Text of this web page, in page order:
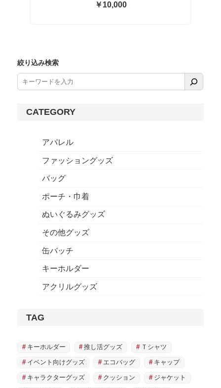
￥10,000
絞り込み検索
CATEGORY
アパレル
ファッショングッズ
バッグ
ポーチ・巾着
ぬいぐるみグッズ
その他グッズ
缶バッチ
キーホルダー
アクリルグッズ
TAG
キーホルダー 推し活グッズ Ｔシャツ
イベント向けグッズ エコバッグ キャップ
キャラクターグッズ クッション ジャケット